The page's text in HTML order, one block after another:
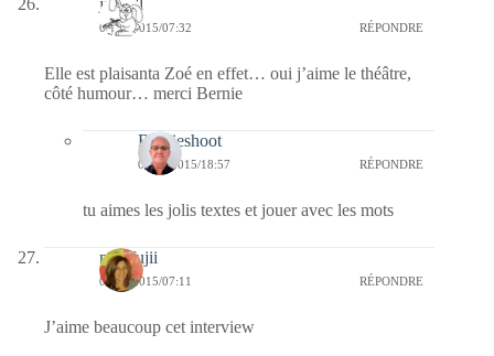
jill bill
05/06/2015/07:32 RÉPONDRE
Elle est plaisanta Zoé en effet… oui j’aime le théâtre,
côté humour… merci Bernie
Bernieshoot
06/06/2015/18:57 RÉPONDRE
tu aimes les jolis textes et jouer avec les mots
missfujii
05/06/2015/07:11 RÉPONDRE
J’aime beaucoup cet interview